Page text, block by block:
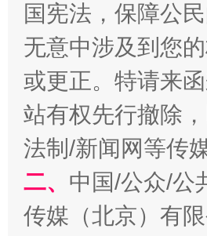
揭开“小金库”的免责幌子
国宪法，保障公
无意中涉及到您
或更正。特请来
站有权先行撤除
法制/新闻网等传
二、 中国/公众/公
传媒（北京）有